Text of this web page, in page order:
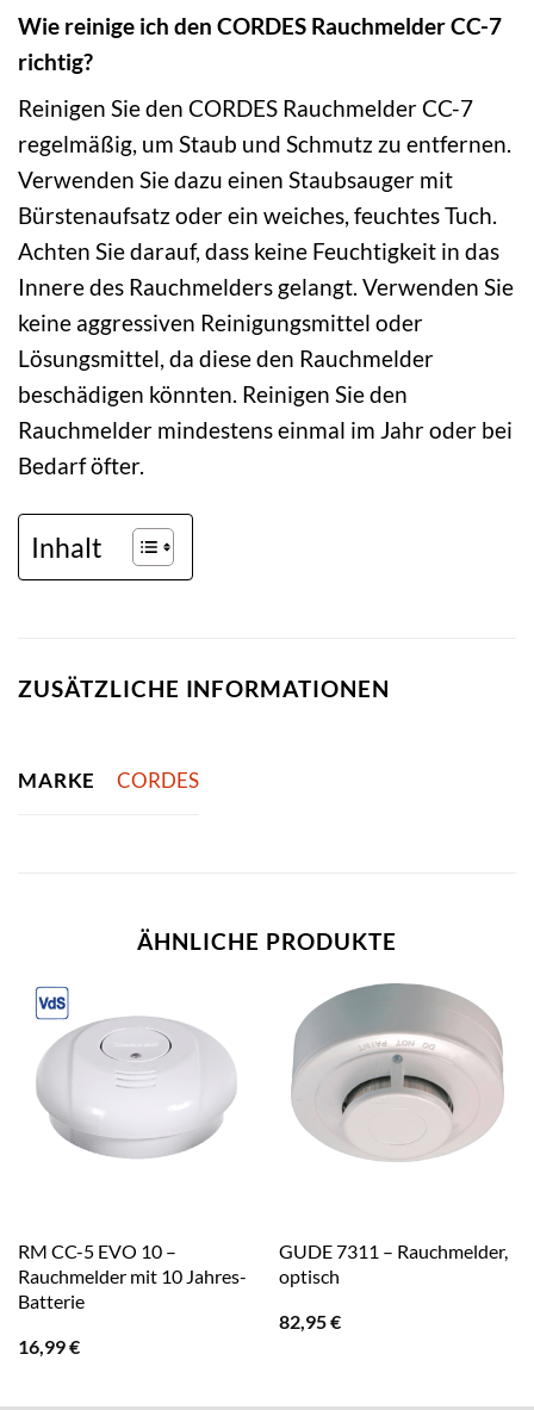
Wie reinige ich den CORDES Rauchmelder CC-7
richtig?
Reinigen Sie den CORDES Rauchmelder CC-7
regelmäßig, um Staub und Schmutz zu entfernen.
Verwenden Sie dazu einen Staubsauger mit
Bürstenaufsatz oder ein weiches, feuchtes Tuch.
Achten Sie darauf, dass keine Feuchtigkeit in das
Innere des Rauchmelders gelangt. Verwenden Sie
keine aggressiven Reinigungsmittel oder
Lösungsmittel, da diese den Rauchmelder
beschädigen könnten. Reinigen Sie den
Rauchmelder mindestens einmal im Jahr oder bei
Bedarf öfter.
Inhalt
ZUSÄTZLICHE INFORMATIONEN
MARKE CORDES
ÄHNLICHE PRODUKTE
RM CC-5 EVO 10 –
Rauchmelder mit 10 Jahres-
Batterie
16,99€
GUDE 7311 – Rauchmelder,
optisch
82,95€